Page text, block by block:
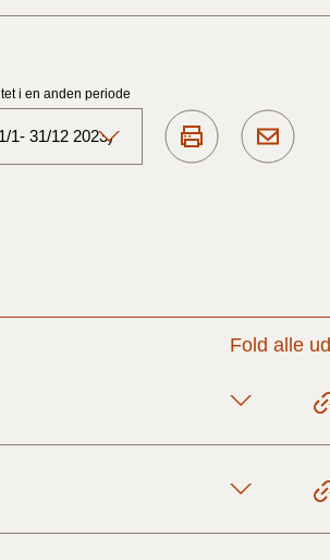
i en anden periode
1- 31/12 2023)
1- 31/12
Fold alle ud